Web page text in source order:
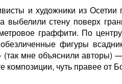
и художники из
выбелили стену поверх
граффити. По
фигуры
(так мне объяснили
чуть правее от